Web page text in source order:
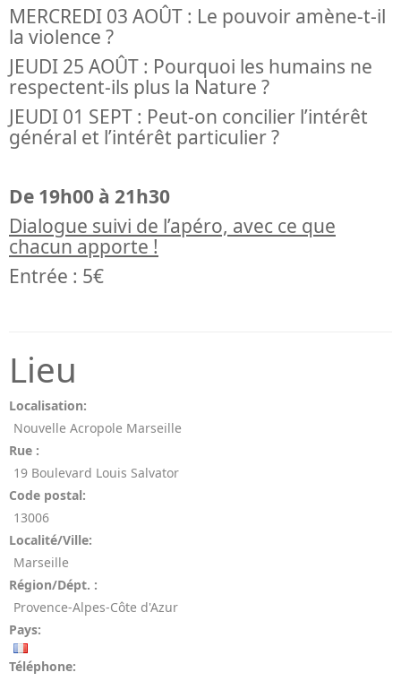
MERCREDI 03 AOÛT : Le pouvoir amène-t-il
la violence ?
JEUDI 25 AOÛT : Pourquoi les humains ne
respectent-ils plus la Nature ?
JEUDI 01 SEPT : Peut-on concilier l’intérêt
général et l’intérêt particulier ?
De 19h00 à 21h30
Dialogue suivi de l’apéro, avec ce que
chacun apporte !
Entrée : 5€
Lieu
Localisation:
Nouvelle Acropole Marseille
Rue :
19 Boulevard Louis Salvator
Code postal:
13006
Localité/Ville:
Marseille
Région/Dépt. :
Provence-Alpes-Côte d'Azur
Pays:
Téléphone: